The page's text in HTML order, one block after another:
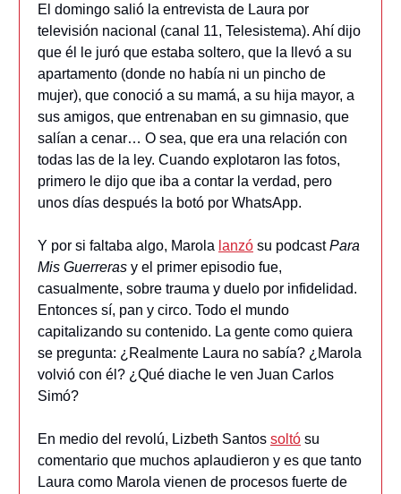
El domingo salió la entrevista de Laura por
televisión nacional (canal 11, Telesistema). Ahí dijo
que él le juró que estaba soltero, que la llevó a su
apartamento (donde no había ni un pincho de
mujer), que conoció a su mamá, a su hija mayor, a
sus amigos, que entrenaban en su gimnasio, que
salían a cenar… O sea, que era una relación con
todas las de la ley. Cuando explotaron las fotos,
primero le dijo que iba a contar la verdad, pero
unos días después la botó por WhatsApp.
Y por si faltaba algo, Marola lanzó su podcastPara
Mis Guerreras y el primer episodio fue,
casualmente, sobre trauma y duelo por infidelidad.
Entonces sí, pan y circo. Todo el mundo
capitalizando su contenido. La gente como quiera
se pregunta: ¿Realmente Laura no sabía? ¿Marola
volvió con él? ¿Qué diache le ven Juan Carlos
Simó?
En medio del revolú, Lizbeth Santos soltó su
comentario que muchos aplaudieron y es que tanto
Laura como Marola vienen de procesos fuerte de